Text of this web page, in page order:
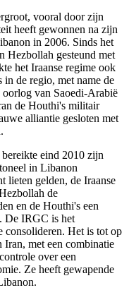
vooral door zijn
heeft gewonnen na zijn
in 2006. Sinds het
Hezbollah gesteund met
het Iraanse regime ook
in de regio, met name de
van Saoedi-Arabië
de Houthi's militair
alliantie gesloten met
eind 2010 zijn
in Libanon
lieten gelden, de Iraanse
de
en de Houthi's een
De IRGC is het
consolideren. Het is tot op
Iran, met een combinatie
over een
Ze heeft gewapende